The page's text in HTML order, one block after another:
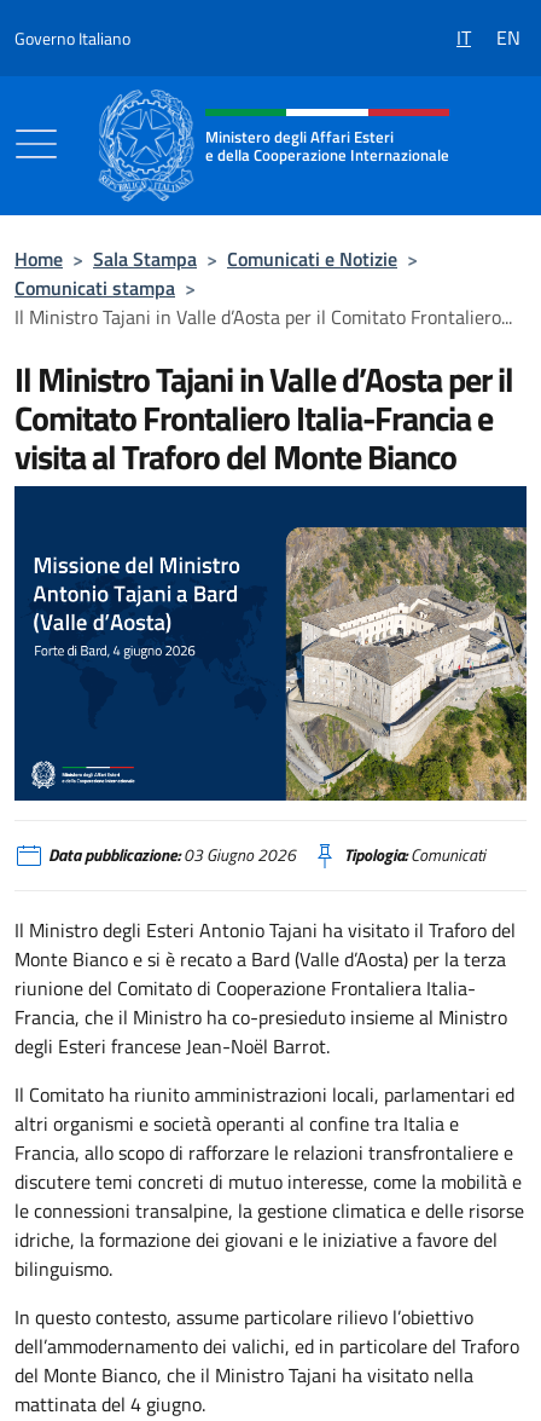
Governo Italiano IT EN
Intestazione sito, social e menù
Ministero degli Affari Esteri
e della Cooperazione Internazionale
Home > Sala Stampa > Comunicati e Notizie >
Comunicati stampa >
Il Ministro Tajani in Valle d’Aosta per il Comitato Frontaliero...
Il Ministro Tajani in Valle d’Aosta per il
Comitato Frontaliero Italia-Francia e
visita al Traforo del Monte Bianco
Il Ministro Tajani domani in Valle d’Aosta per il Comitato Frontaliero Italia-
Data pubblicazione:03 Giugno 2026 Tipologia:Comunicati
Il Ministro degli Esteri Antonio Tajani ha visitato il Traforo del
Monte Bianco e si è recato a Bard (Valle d’Aosta) per la terza
riunione del Comitato di Cooperazione Frontaliera Italia-
Francia, che il Ministro ha co-presieduto insieme al Ministro
degli Esteri francese Jean-Noël Barrot.
Il Comitato ha riunito amministrazioni locali, parlamentari ed
altri organismi e società operanti al confine tra Italia e
Francia, allo scopo di rafforzare le relazioni transfrontaliere e
discutere temi concreti di mutuo interesse, come la mobilità e
le connessioni transalpine, la gestione climatica e delle risorse
idriche, la formazione dei giovani e le iniziative a favore del
bilinguismo.
In questo contesto, assume particolare rilievo l’obiettivo
dell’ammodernamento dei valichi, ed in particolare del Traforo
del Monte Bianco, che il Ministro Tajani ha visitato nella
mattinata del 4 giugno.